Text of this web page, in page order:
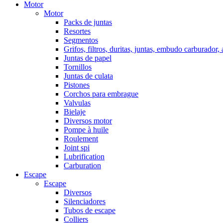
Motor
Motor
Packs de juntas
Resortes
Segmentos
Grifos, filtros, duritas, juntas, embudo carburador,
Juntas de papel
Tornillos
Juntas de culata
Pistones
Corchos para embrague
Valvulas
Bielaje
Diversos motor
Pompe à huile
Roulement
Joint spi
Lubrification
Carburation
Escape
Escape
Diversos
Silenciadores
Tubos de escape
Colliers